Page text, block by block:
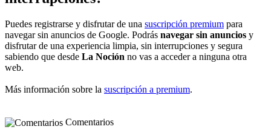
Puedes registrarse y disfrutar de una suscripción premium para
navegar sin anuncios de Google. Podrás navegar sin anuncios y
disfrutar de una experiencia limpia, sin interrupciones y segura
sabiendo que desde La Noción no vas a acceder a ninguna otra
web.
Más información sobre la suscripción a premium.
Comentarios